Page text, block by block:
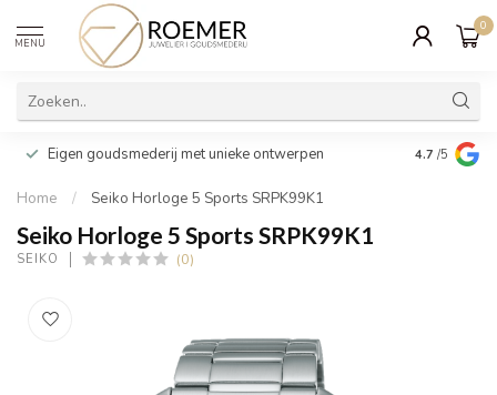
MENU
0
Eigen goudsmederij met unieke ontwerpen Wij
cadeau
4.7 /5
Home / Seiko Horloge 5 Sports SRPK99K1
Seiko Horloge 5 Sports SRPK99K1
SEIKO (0)